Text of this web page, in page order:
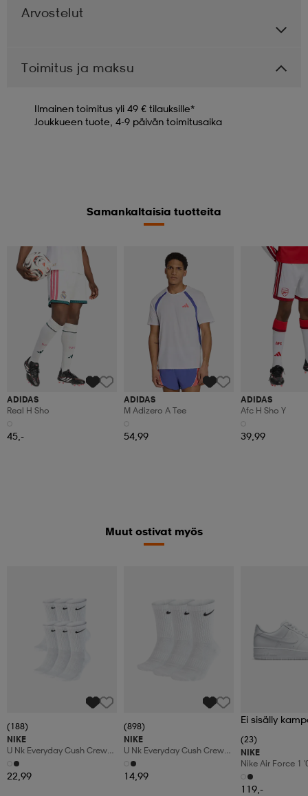
Arvostelut
Toimitus ja maksu
Ilmainen toimitus yli 49 € tilauksille*
Joukkueen tuote, 4-9 päivän toimitusaika
Samankaltaisia tuotteita
ADIDAS
Real H Sho
45,-
ADIDAS
M Adizero A Tee
54,99
ADIDAS
Afc H Sho Y
39,99
Muut ostivat myös
(188)
NIKE
U Nk Everyday Cush Crew
6pr-Bd
22,99
(898)
NIKE
U Nk Everyday Cush Crew
3pr
14,99
Ei sisälly
(23)
NIKE
Nike Air Force 1
Shoes
119,-